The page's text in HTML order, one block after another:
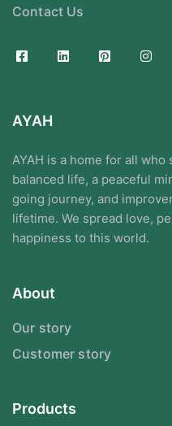
Contact Us
AYAH
AYAH is a home for all who
balanced life, a peaceful
going journey, and
lifetime. We spread love,
happiness to this world.
About
Our story
Customer story
Products